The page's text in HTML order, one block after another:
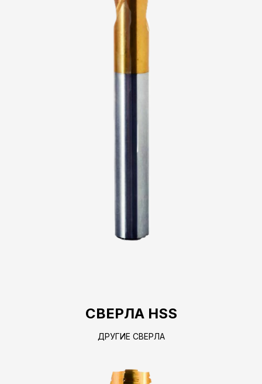
СВЕРЛА HSS
ДРУГИЕ СВЕРЛА